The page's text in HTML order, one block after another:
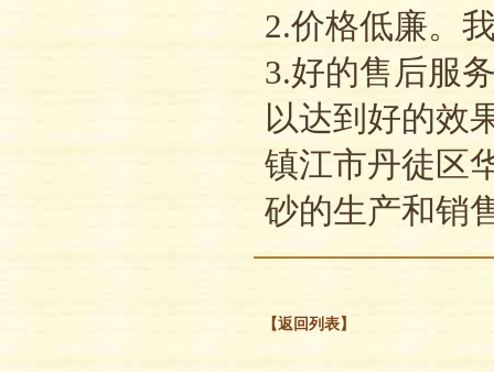
2.价格低廉。
3.好的售后服
以达到好的效
镇江市丹徒区
砂的生产和销
【返回列表】